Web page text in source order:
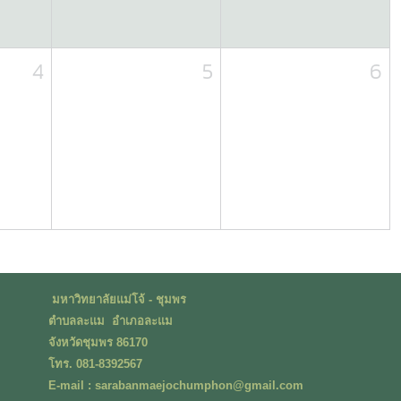
4 5 6
มหาวิทยาลัยแม่โจ้ - ชุมพร
ตำบลละแม อำเภอละแม
จังหวัดชุมพร 86170
โทร. 081-8392567
E-mail : sarabanmaejochumphon@gmail.com